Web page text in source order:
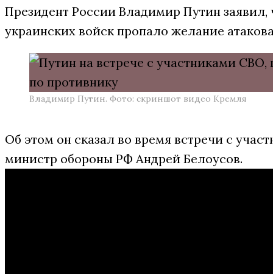
Президент России Владимир Путин
украинских войск пропало желание
Владимир Путин. Фото: скриншот видео Кремля
Об этом он сказал во время встречи с
министр обороны РФ Андрей Белоусов.